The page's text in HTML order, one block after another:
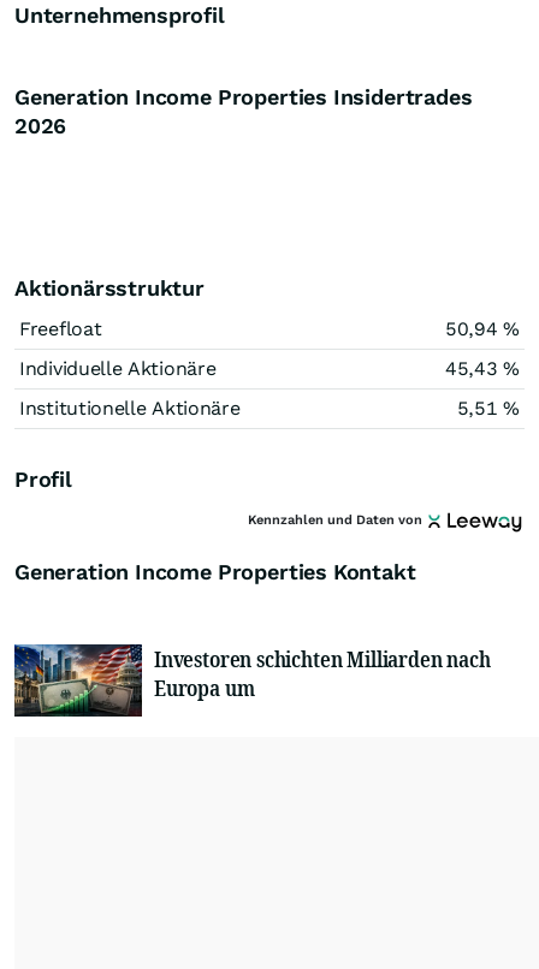
Unternehmensprofil
Generation Income Properties Insidertrades
2026
Aktionärsstruktur
Freefloat
50,94 %
Individuelle Aktionäre
45,43 %
Institutionelle Aktionäre
5,51 %
Profil
Kennzahlen und Daten von
Generation Income Properties Kontakt
Investoren schichten Milliarden nach
Europa um